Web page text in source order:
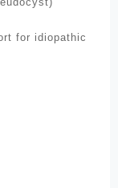
for idiopathic